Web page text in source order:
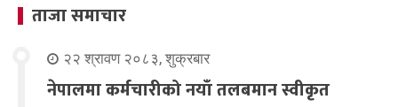
ताजा समाचार
२२ श्रावण २०८३, शुक्रबार
नेपालमा कर्मचारीको नयाँ तलबमान स्वीकृत